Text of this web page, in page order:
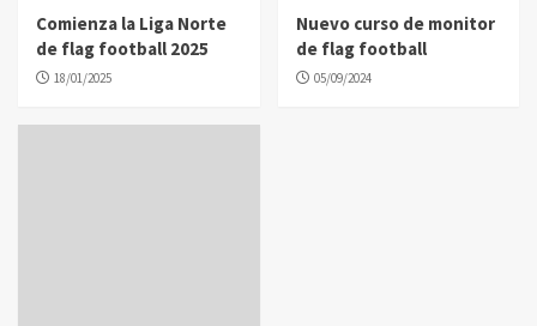
Comienza la Liga Norte
de flag football 2025
18/01/2025
Nuevo curso de monitor
de flag football
05/09/2024